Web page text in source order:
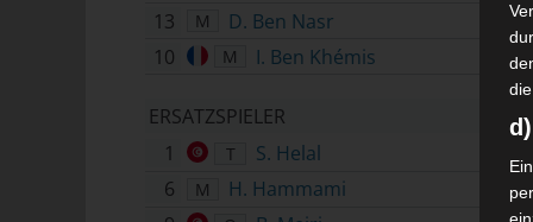
13
M
D. Ben Nasr
10
M I. Ben Khémis
ERSATZSPIELER
1
T
S. Helal
6
M
H. Hammami